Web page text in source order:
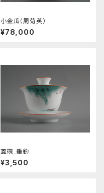
小金瓜（周菊英）
¥78,000
蓋碗_垂釣
¥3,500